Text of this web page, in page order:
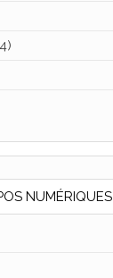
NUMÉRIQUES